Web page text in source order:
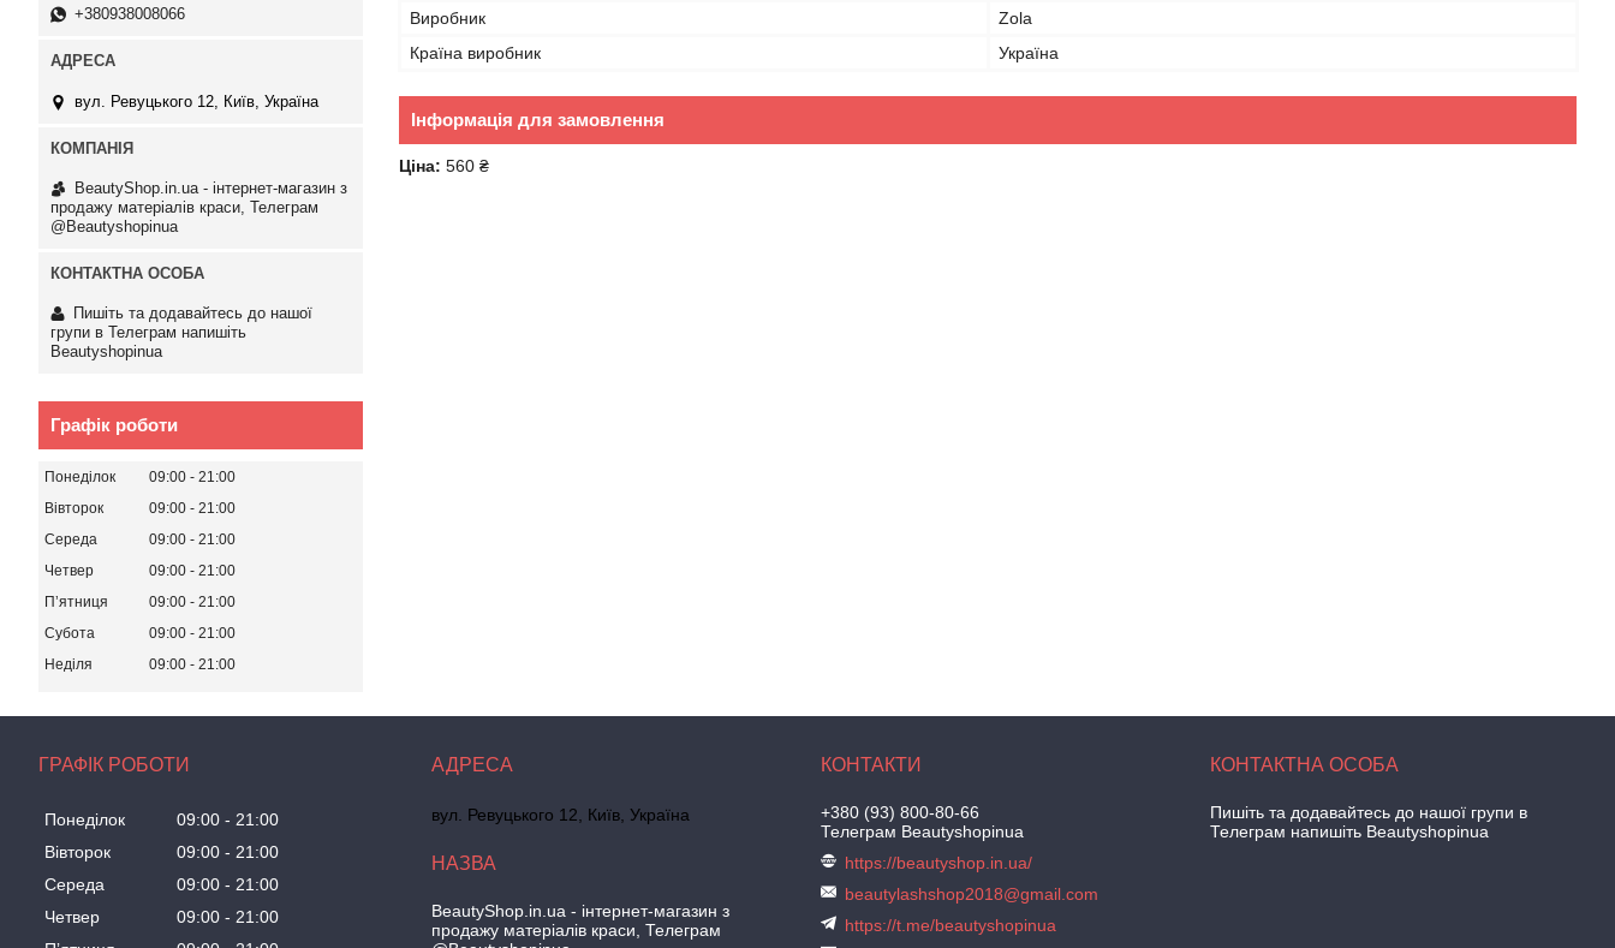
Виробник
Zola
Країна виробник
Україна
Інформація для замовлення
Ціна: 560 ₴
+380938008066
вул. Ревуцького 12, Київ, Україна
BeautyShop.in.ua - інтернет-магазин з
продажу матеріалів краси, Телеграм
@Beautyshopinua
Пишіть та додавайтесь до нашої
групи в Телеграм напишіть
Beautyshopinua
Графік роботи
Понеділок 09:00
21:00
Вівторок
09:00
21:00
Середа
09:00
21:00
Четвер
09:00
21:00
Пʼятниця
09:00
21:00
Субота
09:00
21:00
Неділя
09:00 21:00
ГРАФІК РОБОТИ
Понеділок 09:00
21:00
Вівторок
09:00
21:00
Середа
09:00
21:00
Четвер
09:00
21:00
вул. Ревуцького 12, Київ, Україна
BeautyShop.in.ua - інтернет-магазин з
продажу матеріалів краси, Телеграм
+380 (93) 800-80-66
Телеграм Beautyshopinua
https://beautyshop.in.ua/
beautylashshop2018@gmail.com
https://t.me/beautyshopinua
Пишіть та додавайтесь до нашої групи в
Телеграм напишіть Beautyshopinua